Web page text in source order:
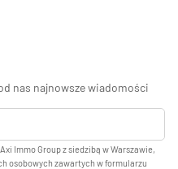
nas najnowsze wiadomości
Immo Group z siedzibą w Warszawie,
osobowych zawartych w formularzu